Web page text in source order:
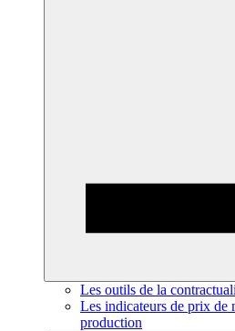
Les outils de la
Les indicateurs de prix de
production